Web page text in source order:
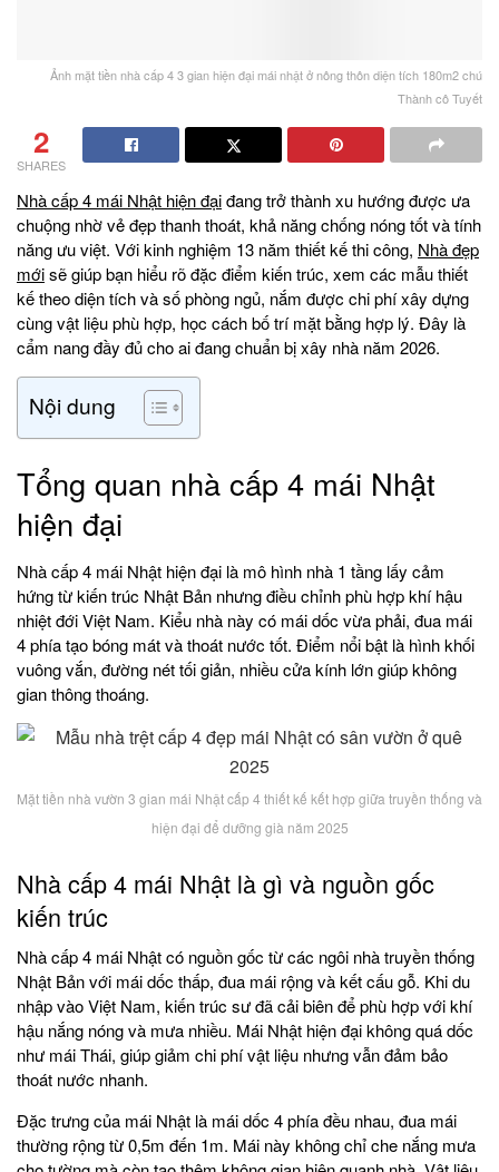
Ảnh mặt tiền nhà cấp 4 3 gian hiện đại mái nhật ở nông thôn diện tích 180m2 chú
Thành cô Tuyết
2
SHARES
Nhà cấp 4 mái Nhật hiện đạiđang trở thành xu hướng được ưa
chuộng nhờ vẻ đẹp thanh thoát, khả năng chống nóng tốt và tính
năng ưu việt. Với kinh nghiệm 13 năm thiết kế thi công, Nhà đẹp
mớisẽ giúp bạn hiểu rõ đặc điểm kiến trúc, xem các mẫu thiết
kế theo diện tích và số phòng ngủ, nắm được chi phí xây dựng
cùng vật liệu phù hợp, học cách bố trí mặt bằng hợp lý. Đây là
cẩm nang đầy đủ cho ai đang chuẩn bị xây nhà năm 2026.
Nội dung
Tổng quan nhà cấp 4 mái Nhật
hiện đại
Nhà cấp 4 mái Nhật hiện đại là mô hình nhà 1 tầng lấy cảm
hứng từ kiến trúc Nhật Bản nhưng điều chỉnh phù hợp khí hậu
nhiệt đới Việt Nam. Kiểu nhà này có mái dốc vừa phải, đua mái
4 phía tạo bóng mát và thoát nước tốt. Điểm nổi bật là hình khối
vuông vắn, đường nét tối giản, nhiều cửa kính lớn giúp không
gian thông thoáng.
Mặt tiền nhà vườn 3 gian mái Nhật cấp 4 thiết kế kết hợp giữa truyền thống và
hiện đại để dưỡng già năm 2025
Nhà cấp 4 mái Nhật là gì và nguồn gốc
kiến trúc
Nhà cấp 4 mái Nhật có nguồn gốc từ các ngôi nhà truyền thống
Nhật Bản với mái dốc thấp, đua mái rộng và kết cấu gỗ. Khi du
nhập vào Việt Nam, kiến trúc sư đã cải biên để phù hợp với khí
hậu nắng nóng và mưa nhiều. Mái Nhật hiện đại không quá dốc
như mái Thái, giúp giảm chi phí vật liệu nhưng vẫn đảm bảo
thoát nước nhanh.
Đặc trưng của mái Nhật là mái dốc 4 phía đều nhau, đua mái
thường rộng từ 0,5m đến 1m. Mái này không chỉ che nắng mưa